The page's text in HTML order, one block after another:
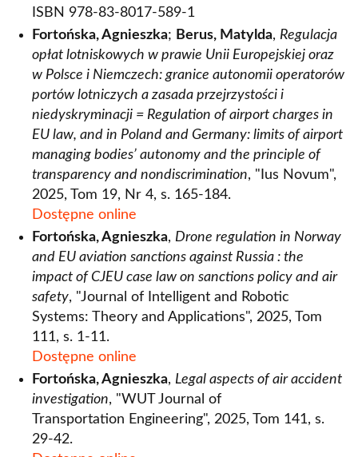
ISBN 978-83-8017-589-1
Fortońska, Agnieszka; Berus, Matylda, Regulacja
opłat lotniskowych w prawie Unii Europejskiej oraz
w Polsce i Niemczech: granice autonomii operatorów
portów lotniczych a zasada przejrzystości i
niedyskryminacji = Regulation of airport charges in
EU law, and in Poland and Germany: limits of airport
managing bodies’ autonomy and the principle of
transparency and nondiscrimination, "Ius Novum",
2025, Tom 19, Nr 4, s. 165-184.
Dostępne online
Fortońska, Agnieszka, Drone regulation in Norway
and EU aviation sanctions against Russia : the
impact of CJEU case law on sanctions policy and air
safety, "Journal of Intelligent and Robotic
Systems: Theory and Applications", 2025, Tom
111, s. 1-11.
Dostępne online
Fortońska, Agnieszka, Legal aspects of air accident
investigation, "WUT Journal of
Transportation Engineering", 2025, Tom 141, s.
29-42.